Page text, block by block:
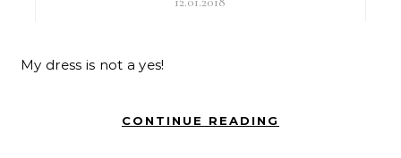
My dress is not a yes!
CONTINUE READING